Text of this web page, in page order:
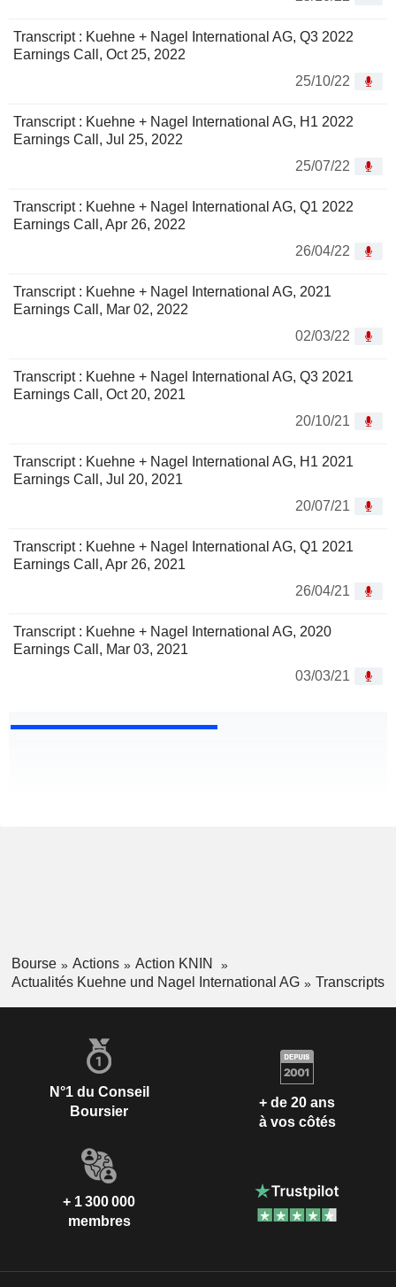
Transcript : Kuehne + Nagel International AG, Q3 2022
Earnings Call, Oct 25, 2022
25/10/22
Transcript : Kuehne + Nagel International AG, H1 2022
Earnings Call, Jul 25, 2022
25/07/22
Transcript : Kuehne + Nagel International AG, Q1 2022
Earnings Call, Apr 26, 2022
26/04/22
Transcript : Kuehne + Nagel International AG, 2021
Earnings Call, Mar 02, 2022
02/03/22
Transcript : Kuehne + Nagel International AG, Q3 2021
Earnings Call, Oct 20, 2021
20/10/21
Transcript : Kuehne + Nagel International AG, H1 2021
Earnings Call, Jul 20, 2021
20/07/21
Transcript : Kuehne + Nagel International AG, Q1 2021
Earnings Call, Apr 26, 2021
26/04/21
Transcript : Kuehne + Nagel International AG, 2020
Earnings Call, Mar 03, 2021
03/03/21
Bourse Actions
Action KNIN
Actualités Kuehne und Nagel International AG
Transcripts
N°1 du Conseil
Boursier
+ de 20 ans
à vos côtés
+ 1 300 000
membres